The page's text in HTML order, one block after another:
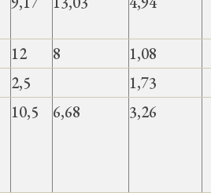
12 8
1,08
2,5
1,73
10,5 6,68 3,26